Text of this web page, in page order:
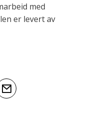
med
er levert av